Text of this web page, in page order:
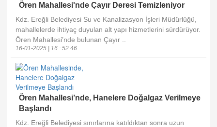
Ören Mahallesi'nde Çayır Deresi Temizleniyor
Kdz. Ereğli Belediyesi Su ve Kanalizasyon İşleri Müdürlüğü,
mahallelerde ihtiyaç duyulan alt yapı hizmetlerini sürdürüyor.
Ören Mahallesi’nde bulunan Çayır ..
16-01-2025 | 16 : 52 46
Ören Mahallesi’nde, Hanelere Doğalgaz Verilmeye
Başlandı
Kdz. Ereğli Belediyesi sınırlarına katıldıktan sonra uzun